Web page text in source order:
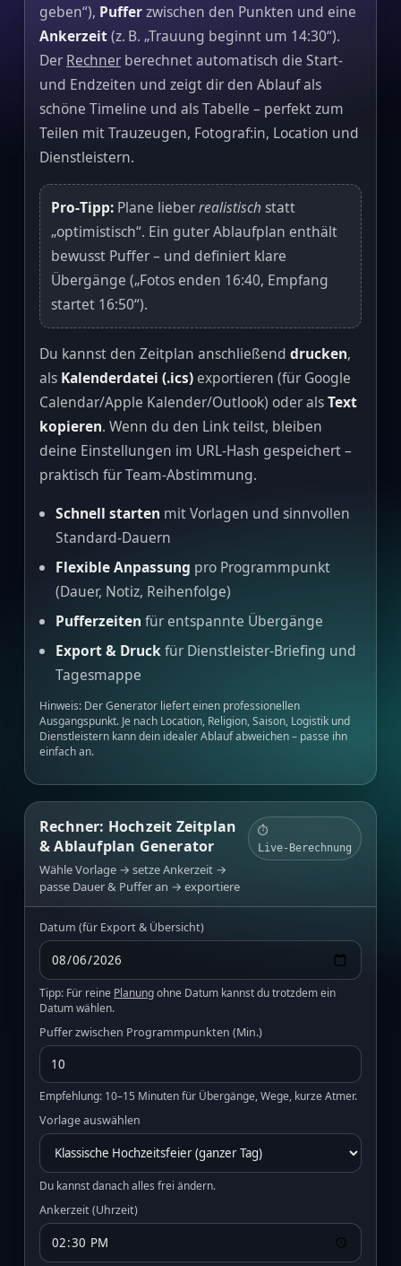
geben“), Pufferzwischen den Punkten und eine
Ankerzeit(z. B. „Trauung beginnt um 14:30“).
Der Rechnerberechnet automatisch die Start‑
und Endzeiten und zeigt dir den Ablauf als
schöne Timeline und als Tabelle – perfekt zum
Teilen mit Trauzeugen, Fotograf:in, Location und
Dienstleistern.
Pro‑Tipp:Plane lieberrealistisch statt
„optimistisch“. Ein guter Ablaufplan enthält
bewusst Puffer – und definiert klare
Übergänge („Fotos enden 16:40, Empfang
startet 16:50“).
Du kannst den Zeitplan anschließend drucken,
als Kalenderdatei (.ics)exportieren (für Google
Calendar/Apple Kalender/Outlook) oder alsText
kopieren. Wenn du den Link teilst, bleiben
deine Einstellungen im URL‑Hash gespeichert –
praktisch für Team‑Abstimmung.
Schnell starten mit Vorlagen und sinnvollen
Standard‑Dauern
Flexible Anpassung pro Programmpunkt
(Dauer, Notiz, Reihenfolge)
Pufferzeiten für entspannte Übergänge
Export & Druckfür Dienstleister‑Briefing und
Tagesmappe
Hinweis: Der Generator liefert einen professionellen
Ausgangspunkt. Je nach Location, Religion, Saison, Logistik und
Dienstleistern kann dein idealer Ablauf abweichen – passe ihn
einfach an.
Rechner: Hochzeit Zeitplan
& Ablaufplan Generator
Wähle Vorlage → setze Ankerzeit →
passe Dauer & Puffer an → exportiere
⏱️
Live‑Berechnung
Datum (für Export & Übersicht)
Tipp: Für reine Planungohne Datum kannst du trotzdem ein
Datum wählen.
Puffer zwischen Programmpunkten (Min.)
Empfehlung: 10–15 Minuten für Übergänge, Wege, kurze Atmer.
Vorlage auswählen
Du kannst danach alles frei ändern.
Ankerzeit (Uhrzeit)